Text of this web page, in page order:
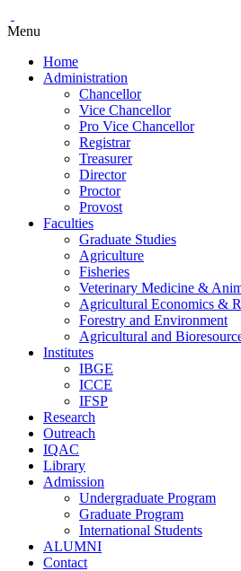
Menu
Home
Administration
Chancellor
Vice Chancellor
Pro Vice Chancellor
Registrar
Treasurer
Director
Proctor
Provost
Faculties
Graduate Studies
Agriculture
Fisheries
Veterinary Medicine &
Agricultural Economics &
Forestry and Environment
Agricultural and
Institutes
IBGE
ICCE
IFSP
Research
Outreach
IQAC
Library
Admission
Undergraduate Program
Graduate Program
International Students
ALUMNI
Contact